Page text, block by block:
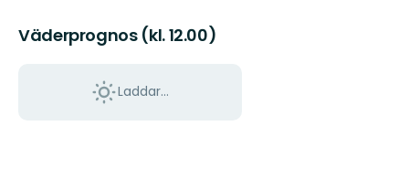
Väderprognos (kl. 12.00)
Laddar...